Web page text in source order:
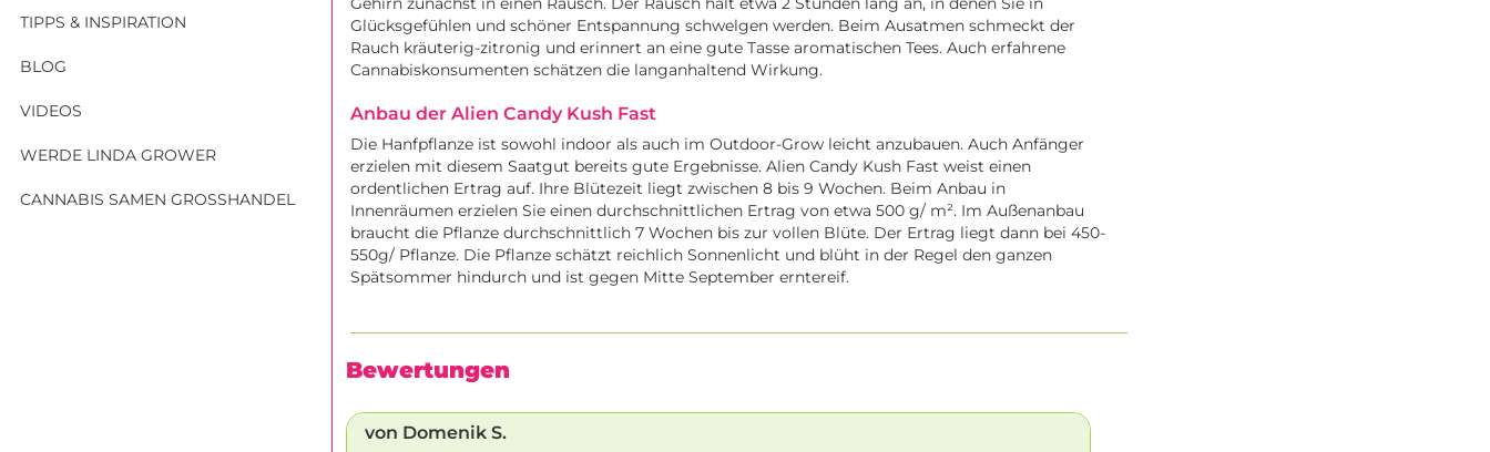
Glücksgefühlen und schöner Entspannung schwelgen werden. Beim Ausatmen schmeckt der
Rauch kräuterig-zitronig und erinnert an eine gute Tasse aromatischen Tees. Auch erfahrene
Cannabiskonsumenten schätzen die langanhaltend Wirkung.
Anbau der Alien Candy Kush Fast
Die Hanfpflanze ist sowohl indoor als auch im Outdoor-Grow leicht anzubauen. Auch Anfänger
erzielen mit diesem Saatgut bereits gute Ergebnisse. Alien Candy Kush Fast weist einen
ordentlichen Ertrag auf. Ihre Blütezeit liegt zwischen 8 bis 9 Wochen. Beim Anbau in
Innenräumen erzielen Sie einen durchschnittlichen Ertrag von etwa 500 g/ m². Im Außenanbau
braucht die Pflanze durchschnittlich 7 Wochen bis zur vollen Blüte. Der Ertrag liegt dann bei 450-
550g/ Pflanze. Die Pflanze schätzt reichlich Sonnenlicht und blüht in der Regel den ganzen
Spätsommer hindurch und ist gegen Mitte September erntereif.
Bewertungen
von Domenik S.
TIPPS & INSPIRATION
BLOG
VIDEOS
WERDE LINDA GROWER
CANNABIS SAMEN GROSSHANDEL